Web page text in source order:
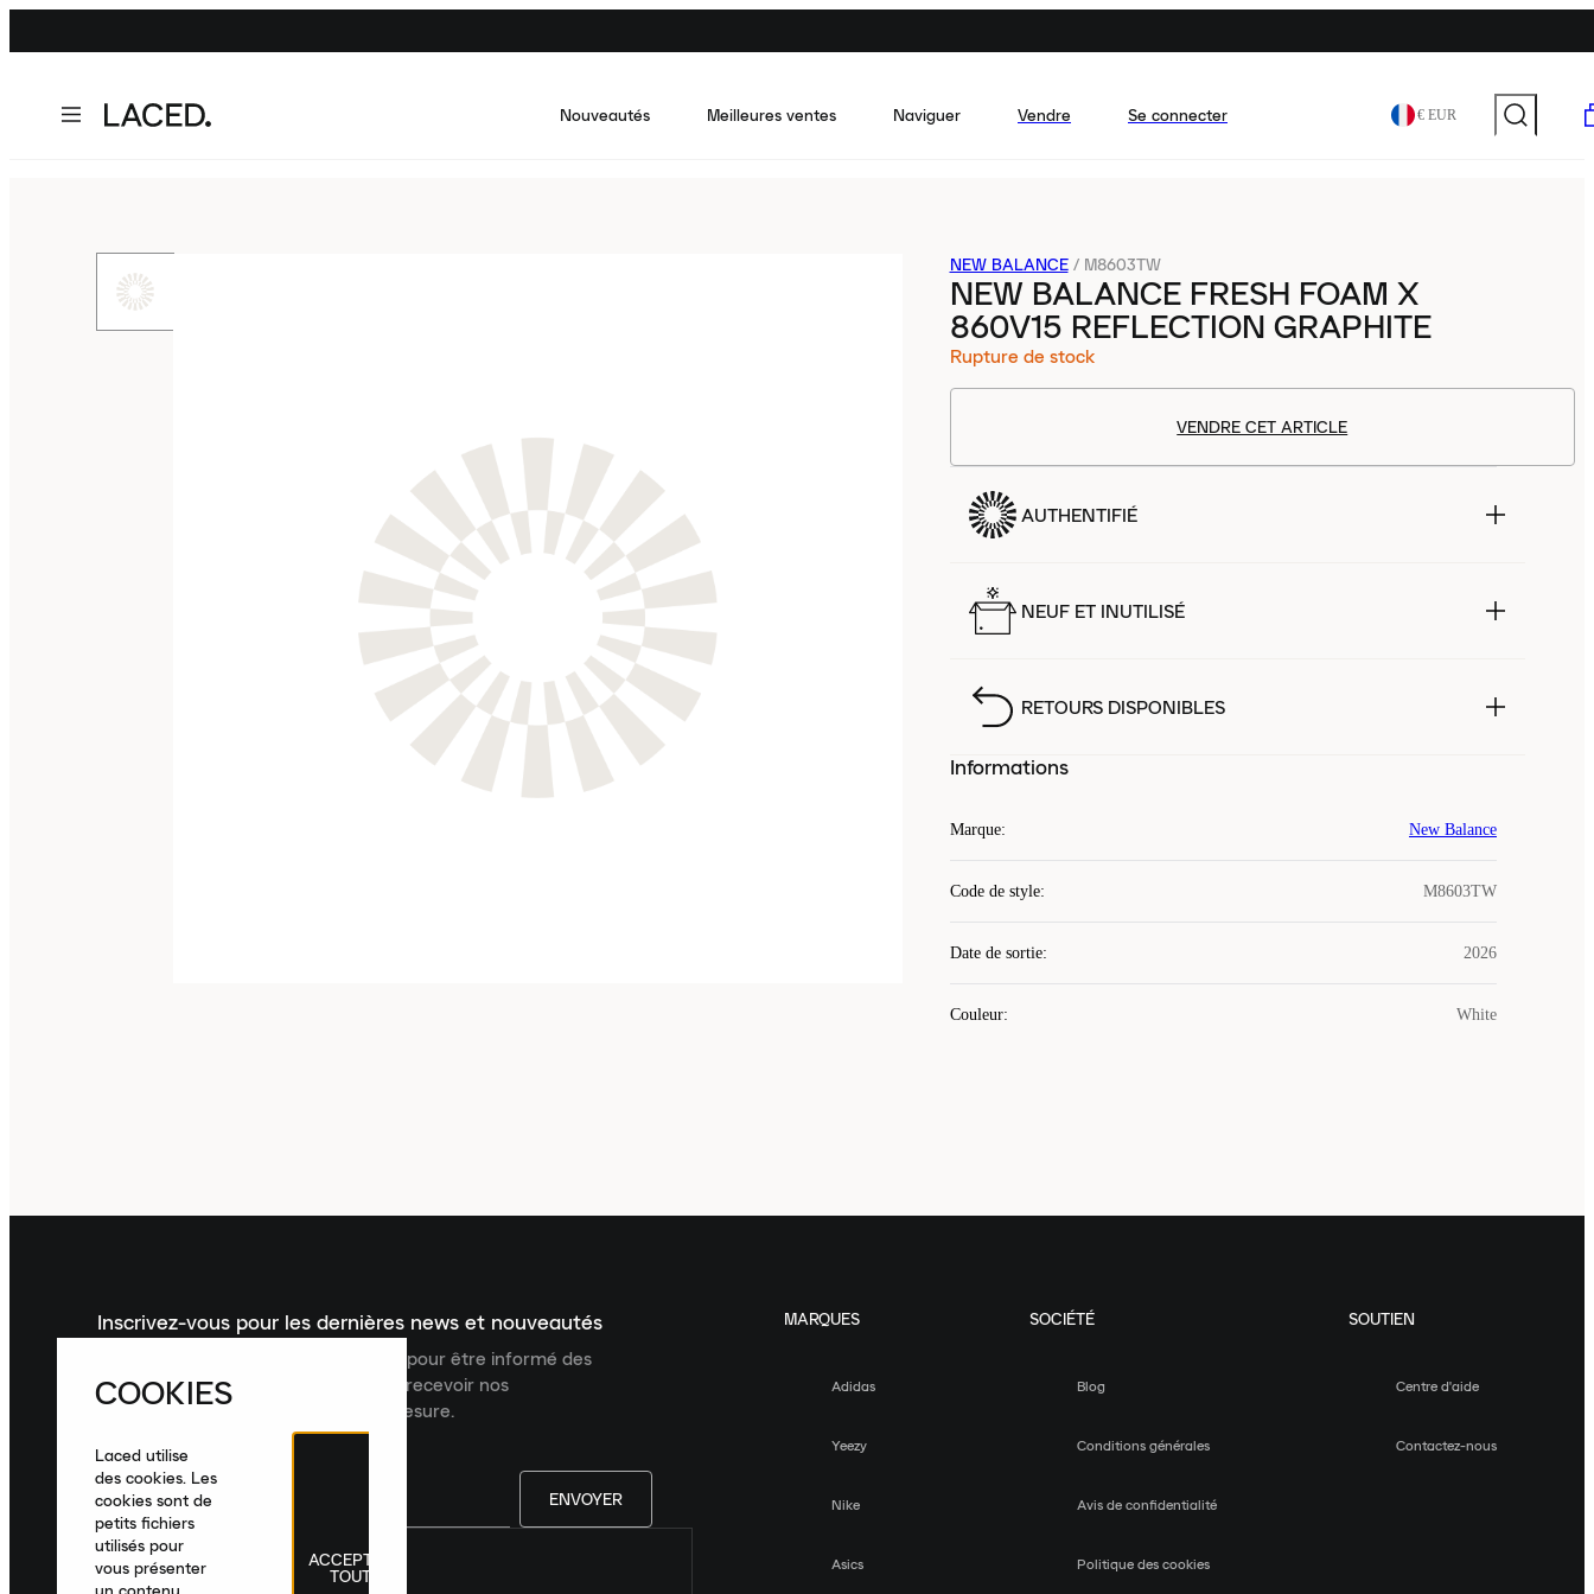
Nouveautés Meilleures ventes Naviguer Vendre Se connecter € EUR
NEW BALANCE / M8603TW
NEW BALANCE FRESH FOAM X
860V15 REFLECTION GRAPHITE
Rupture de stock
VENDRE CET ARTICLE
AUTHENTIFIÉ
NEUF ET INUTILISÉ
RETOURS DISPONIBLES
Informations
Marque: New Balance
Code de style: M8603TW
Date de sortie: 2026
Couleur: White
Inscrivez-vous pour les dernières news et nouveautés
Inscrivez-vous à la newsletter Laced pour être informé des
dernières nouveautés, collections et recevoir nos
recommandations de produits sur mesure.
ENVOYER
France|Français
MARQUES
Adidas
Yeezy
Nike
Asics
SOCIÉTÉ
Blog
Conditions générales
Avis de confidentialité
Politique des cookies
SOUTIEN
Centre d'aide
Contactez-nous
COOKIES
Laced utilise
des cookies. Les
cookies sont de
petits fichiers
utilisés pour
vous présenter
ACCEPTER
TOUT